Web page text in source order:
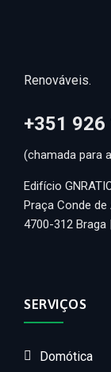
Renováveis.
+351
(chamada para
Edifício
Praça Conde
4700-312 Braga
SERVIÇOS
Domótica